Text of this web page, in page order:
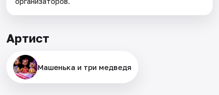
Артист
Машенька и три медведя